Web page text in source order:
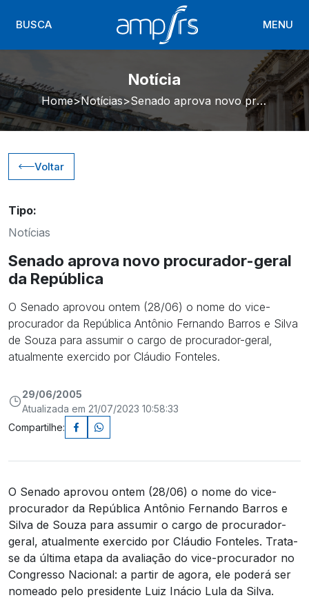
BUSCA MENU
Notícia
Home Notícias Senado aprova novo procurador-geral da República
Voltar
Tipo:
Notícias
Senado aprova novo procurador-geral
da República
O Senado aprovou ontem (28/06) o nome do vice-
procurador da República Antônio Fernando Barros e Silva
de Souza para assumir o cargo de procurador-geral,
atualmente exercido por Cláudio Fonteles.
29/06/2005
Atualizada em 21/07/2023 10:58:33
Compartilhe:
O Senado aprovou ontem (28/06) o nome do vice-
procurador da República Antônio Fernando Barros e
Silva de Souza para assumir o cargo de procurador-
geral, atualmente exercido por Cláudio Fonteles. Trata-
se da última etapa da avaliação do vice-procurador no
Congresso Nacional: a partir de agora, ele poderá ser
nomeado pelo presidente Luiz Inácio Lula da Silva.